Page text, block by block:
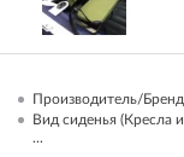
Производитель/
Вид сиденья (Кресла
...